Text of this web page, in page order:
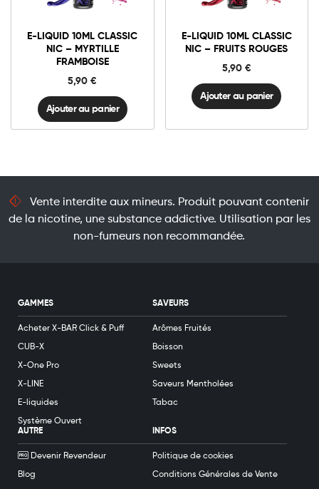
E-LIQUID 10ML CLASSIC
NIC – MYRTILLE
FRAMBOISE
5,90€
10ml
Nic
-
Framboise
Ajouter au panier
Ajouter au panier
E-LIQUID 10ML CLASSIC
NIC – FRUITS ROUGES
5,90 €
10ml
Nic
Fruits
Ajouter au panier
Ajouter au panier
Vente interdite aux mineurs. Produit pouvant contenir
de la nicotine, une substance addictive. Utilisation par les
non-fumeurs non recommandée.
GAMMES
Acheter X-BAR Click & Puff
CUB-X
X-One Pro
X-LINE
E-liquides
Système Ouvert
SAVEURS
Arômes Fruités
Boisson
Sweets
Saveurs Mentholées
Tabac
AUTRE
Devenir Revendeur
Blog
INFOS
Politique de cookies
Conditions Générales de Vente